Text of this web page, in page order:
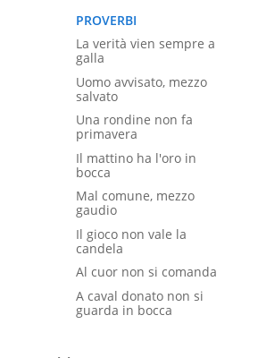
PROVERBI
La verità vien sempre a
galla
Uomo avvisato, mezzo
salvato
Una rondine non fa
primavera
Il mattino ha l'oro in
bocca
Mal comune, mezzo
gaudio
Il gioco non vale la
candela
Al cuor non si comanda
A caval donato non si
guarda in bocca